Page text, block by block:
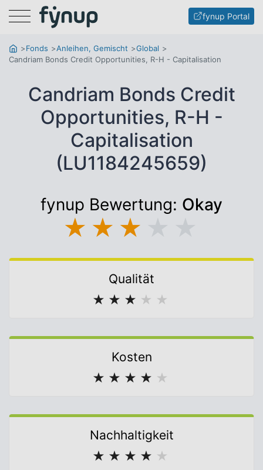
Menu fynup Portal
Fonds Anleihen, Gemischt
Global
Candriam Bonds Credit Opportunities, R-H - Capitalisation
Candriam Bonds Credit
Opportunities, R-H -
Capitalisation
(LU1184245659)
fynup Bewertung: Okay
★ ★ ★
Qualität
★ ★ ★ ★ ★
Kosten
★ ★ ★ ★ ★
Nachhaltigkeit
★ ★ ★ ★ ★